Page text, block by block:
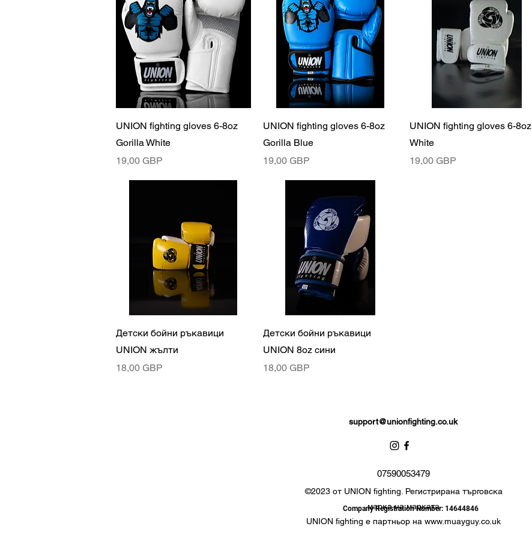
Бърз преглед
UNION fighting gloves 6-8oz
Gorilla White
Цена
19,00 GBP
Бърз преглед
UNION fighting gloves 6-8oz
Gorilla Blue
Цена
19,00 GBP
Бърз преглед
UNION fighting gloves 6-8oz
White
Цена
19,00 GBP
Бърз преглед
Детски бойни ръкавици
UNION жълти
Цена
18,00 GBP
Бърз преглед
Детски бойни ръкавици
UNION 8oz сини
Цена
18,00 GBP
support@unionfighting.co.uk
07590053479
©2023 от UNION fighting. Регистрирана търговска
марка на марката
UNION fighting е партньор на www.muayguy.co.uk
Company Registration Number: 14644846